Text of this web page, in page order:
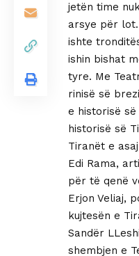
jetën time
arsye për lot.
ishte
ishin bishat
tyre. Me
rinisë së
e historisë
historisë së
Tiranët e
Edi Rama,
për të qenë
Erjon Veliaj,
kujtesën e
Sandër
shembjen e